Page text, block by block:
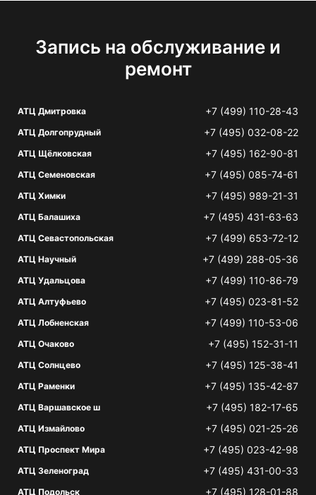
Запись на обслуживание и
ремонт
АТЦ Дмитровка +7 (499) 110-28-43
АТЦ Долгопрудный +7 (495) 032-08-22
АТЦ Щёлковская +7 (495) 162-90-81
АТЦ Семеновская +7 (495) 085-74-61
АТЦ Химки +7 (495) 989-21-31
АТЦ Балашиха +7 (495) 431-63-63
АТЦ Севастопольская +7 (499) 653-72-12
АТЦ Научный +7 (499) 288-05-36
АТЦ Удальцова +7 (499) 110-86-79
АТЦ Алтуфьево +7 (495) 023-81-52
АТЦ Лобненская +7 (499) 110-53-06
АТЦ Очаково +7 (495) 152-31-11
АТЦ Солнцево +7 (495) 125-38-41
АТЦ Раменки +7 (495) 135-42-87
АТЦ Варшавское ш +7 (495) 182-17-65
АТЦ Измайлово +7 (495) 021-25-26
АТЦ Проспект Мира +7 (495) 023-42-98
АТЦ Зеленоград +7 (495) 431-00-33
АТЦ Подольск +7 (495) 128-01-88